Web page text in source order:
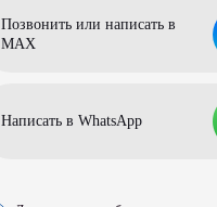
Позвонить или написать в
МАХ
Написать в WhatsApp